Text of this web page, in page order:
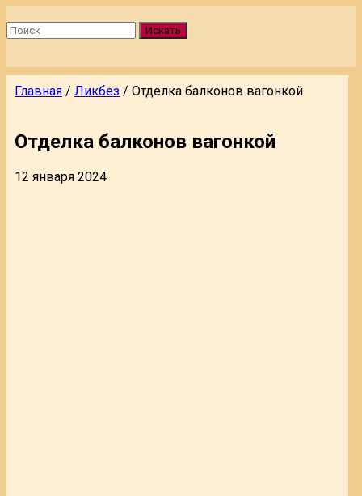
Искать
Главная / Ликбез / Отделка балконов вагонкой
Отделка балконов вагонкой
12 января 2024